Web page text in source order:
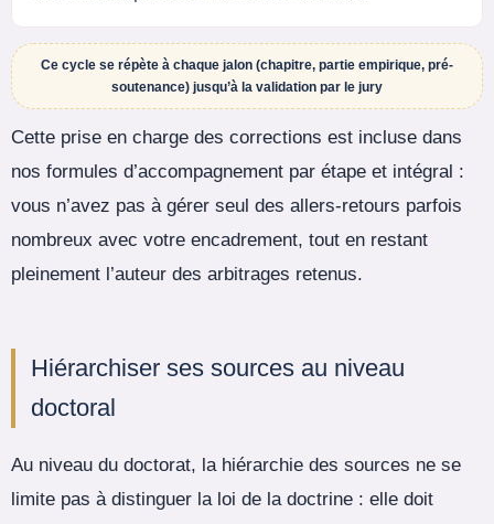
Ce cycle se répète à chaque jalon (chapitre, partie empirique, pré-
soutenance) jusqu’à la validation par le jury
Cette prise en charge des corrections est incluse dans
nos formules d’accompagnement par étape et intégral :
vous n’avez pas à gérer seul des allers-retours parfois
nombreux avec votre encadrement, tout en restant
pleinement l’auteur des arbitrages retenus.
Hiérarchiser ses sources au niveau
doctoral
Au niveau du doctorat, la hiérarchie des sources ne se
limite pas à distinguer la loi de la doctrine : elle doit